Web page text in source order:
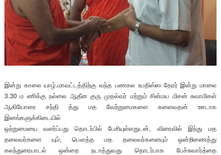
இன்று காலை யாழ்.மாவட்டத்திற்கு வந்த பணகல உபதிஸ்ஸ தேரர் இன்று மாலை
3.30 ம ணிக்கு நல்லை ஆதீன குரு முதல்வர் மற்றும் சின்மய மிசன் சுவாமிகள்
ஆகியோரை சந்தி த்து மத வேற்றுமைகளை களைவதன் ஊடாக
இனங்களுக்கிடையில்
ஒற்றுமையை வளர்ப்பது தொடர்பில் பேசியுள்ளதுடன், விரைவில் இந்து மத
தலைவர்களை யும், பௌத்த மத தலைவர்களையும் ஒன்றிணைத்து
கலந்துரையாடல் ஒன்றை நடாத்துவது தொடர்பாக பேச்சுவார்த்தை